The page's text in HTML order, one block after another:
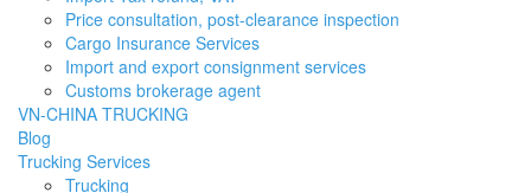
Price consultation, post-clearance inspection
Cargo Insurance Services
Import and export consignment services
Customs brokerage agent
VN-CHINA TRUCKING
Blog
Trucking Services
Trucking